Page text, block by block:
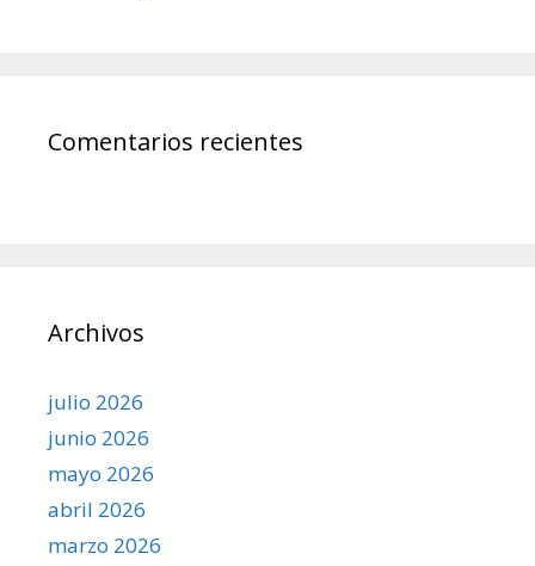
Comentarios recientes
Archivos
julio 2026
junio 2026
mayo 2026
abril 2026
marzo 2026